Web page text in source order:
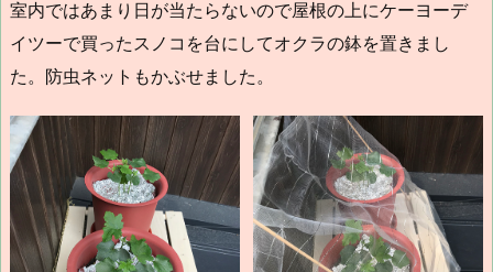
室内ではあまり日が当たらないので屋根の上にケーヨーデ
イツーで買ったスノコを台にしてオクラの鉢を置きまし
た。防虫ネットもかぶせました。